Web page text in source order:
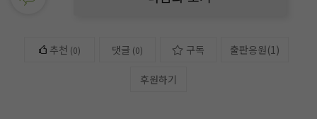
추천 (0) 댓글 (0) 구독 출판응원(1)
후원하기